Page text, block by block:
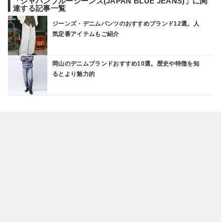
連する記事一覧
ジーンズ・デニムパンツのおすすめブランド12選。人
気定番アイテムもご紹介
岡山のデニムブランドおすすめ10選。歴史や特徴を知
るとより魅力的